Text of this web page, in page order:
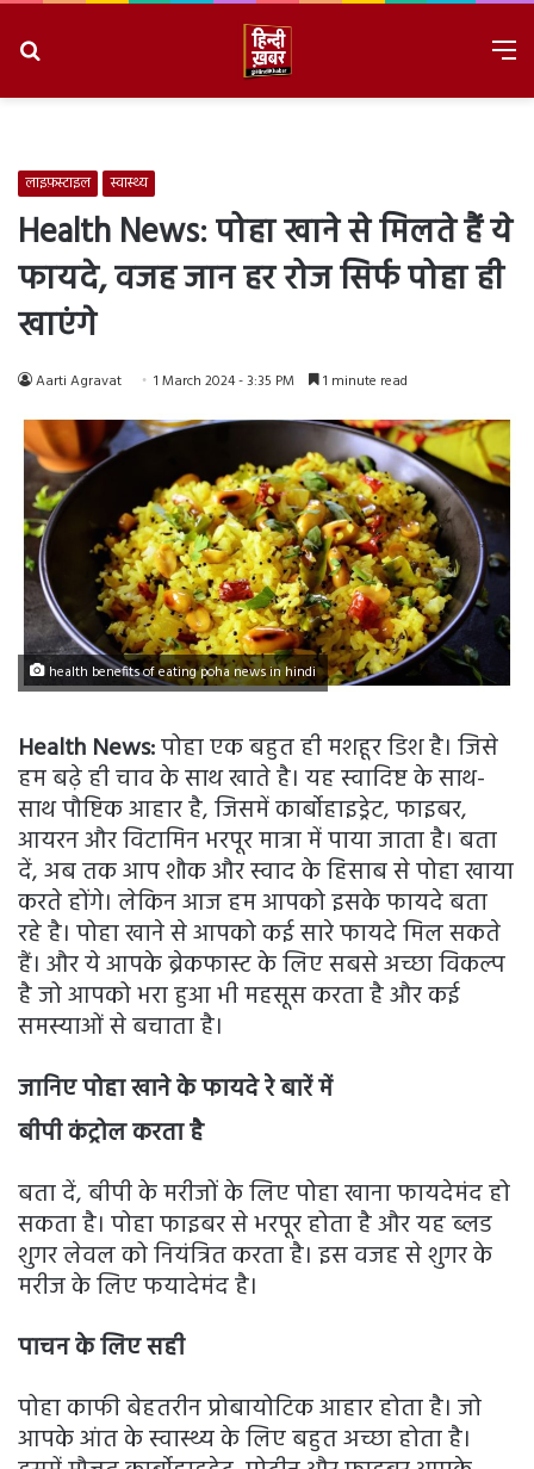
लाइफ़स्टाइल स्वास्थ्य
Health News: पोहा खाने से मिलते हैं ये
फायदे, वजह जान हर रोज सिर्फ पोहा ही
खाएंगे
Aarti Agravat 1 March 2024 - 3:35 PM 1 minute read
health benefits of eating poha news in hindi
Health News:पोहा एक बहुत ही मशहूर डिश है। जिसे
हम बढ़े ही चाव के साथ खाते है। यह स्वादिष्ट के साथ-
साथ पौष्टिक आहार है, जिसमें कार्बोहाइड्रेट, फाइबर,
आयरन और विटामिन भरपूर मात्रा में पाया जाता है। बता
दें, अब तक आप शौक और स्वाद के हिसाब से पोहा खाया
करते होंगे। लेकिन आज हम आपको इसके फायदे बता
रहे है। पोहा खाने से आपको कई सारे फायदे मिल सकते
हैं। और ये आपके ब्रेकफास्ट के लिए सबसे अच्छा विकल्प
है जो आपको भरा हुआ भी महसूस करता है और कई
समस्याओं से बचाता है।
जानिए पोहा खाने के फायदे रे बारें में
बीपी कंट्रोल करता है
बता दें, बीपी के मरीजों के लिए पोहा खाना फायदेमंद हो
सकता है। पोहा फाइबर से भरपूर होता है और यह ब्लड
शुगर लेवल को नियंत्रित करता है। इस वजह से शुगर के
मरीज के लिए फयादेमंद है।
पाचन के लिए सही
पोहा काफी बेहतरीन प्रोबायोटिक आहार होता है। जो
आपके आंत के स्वास्थ्य के लिए बहुत अच्छा होता है।